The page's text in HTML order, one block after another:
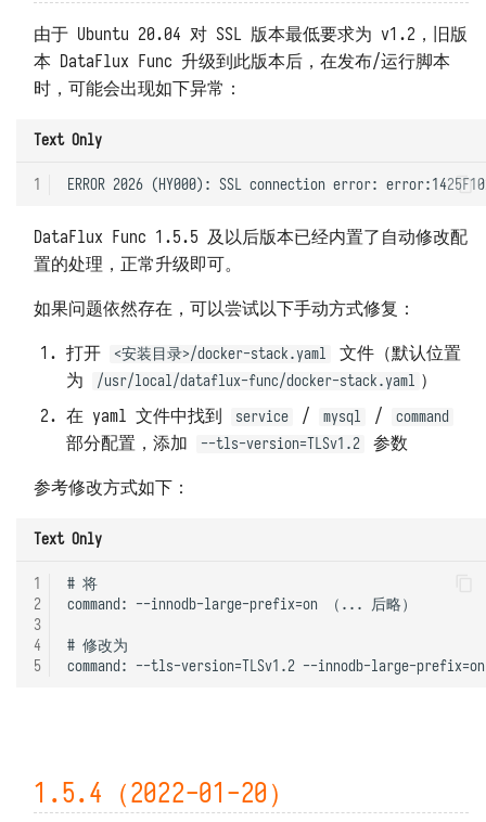
由于 Ubuntu 20.04 对 SSL 版本最低要求为 v1.2，旧版
本 DataFlux Func 升级到此版本后，在发布/运行脚本
时，可能会出现如下异常：
Text Only
1
DataFlux Func 1.5.5 及以后版本已经内置了自动修改配
置的处理，正常升级即可。
如果问题依然存在，可以尝试以下手动方式修复：
打开 <安装目录>/docker-stack.yaml
文件（默认位置
为
/usr/local/dataflux-func/docker-stack.yaml ）
在 yaml 文件中找到
service / mysql / command
部分配置，添加 --tls-version=TLSv1.2 参数
参考修改方式如下：
Text Only
1
2
3
4
5
# 将
command: --innodb-large-prefix=on （... 后略）
# 修改为
1.5.4（2022-01-20）